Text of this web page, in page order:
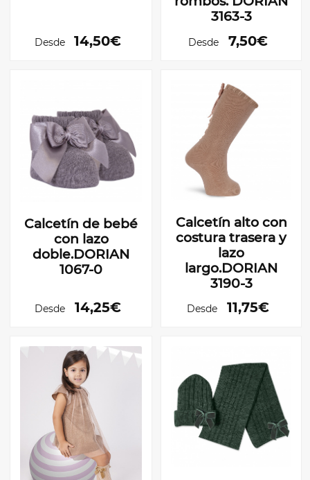
Desde 14,50€
3163-3
Desde 7,50€
Calcetín de bebé
con lazo
doble.DORIAN
1067-0
Desde 14,25€
Calcetín alto con
costura trasera y
lazo
largo.DORIAN
3190-3
Desde 11,75€